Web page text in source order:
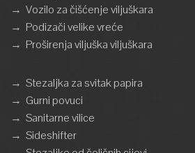
→ Vozilo za čišćenje viljuškara
→ Podizači velike vreće
→ Proširenja viljuška viljuškara
→ Stezaljka za svitak papira
→ Gurni povuci
→ Sanitarne vilice
→ Sideshifter